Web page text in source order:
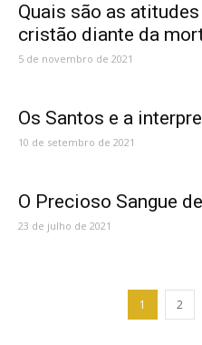
Quais são as
cristão diante da
5 de novembro de 2021
Os Santos e a
10 de setembro de 2021
O Precioso Sangue
23 de julho de 2021
1 2